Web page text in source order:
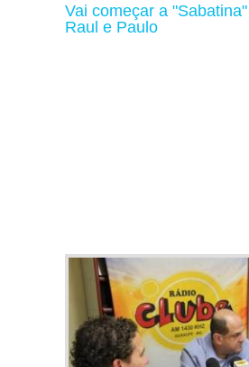
Vai começar a
Raul e Paulo